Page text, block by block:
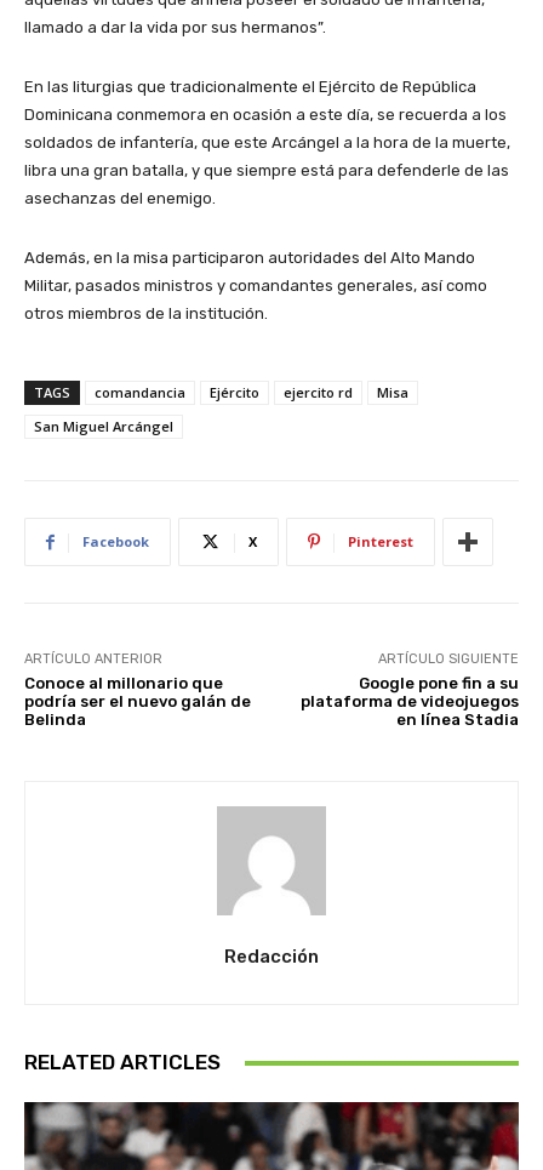
llamado a dar la vida por sus hermanos”.
En las liturgias que tradicionalmente el Ejército de República
Dominicana conmemora en ocasión a este día, se recuerda a los
soldados de infantería, que este Arcángel a la hora de la muerte,
libra una gran batalla, y que siempre está para defenderle de las
asechanzas del enemigo.
Además, en la misa participaron autoridades del Alto Mando
Militar, pasados ministros y comandantes generales, así como
otros miembros de la institución.
TAGS comandancia Ejército ejercito rd
Misa
San Miguel Arcángel
Facebook X Pinterest
ARTÍCULO ANTERIOR
Conoce al millonario que
podría ser el nuevo galán de
Belinda
ARTÍCULO SIGUIENTE
Google pone fin a su
plataforma de videojuegos
en línea Stadia
Redacción
RELATED ARTICLES